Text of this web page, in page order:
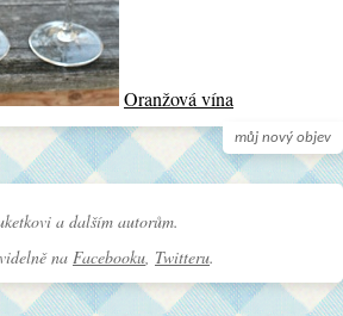
můj nový objev
Oranžová vína
a dalším autorům.
na Facebooku, Twitteru.